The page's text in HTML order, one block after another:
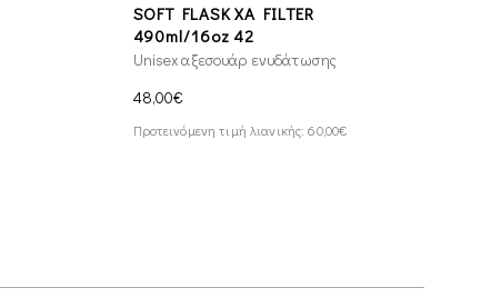
SOFT FLASK XA FILTER
490ml/16oz 42
Unisex αξεσουάρ ενυδάτωσης
48,00€
Προτεινόμενη τιμή λιανικής: 60,00€